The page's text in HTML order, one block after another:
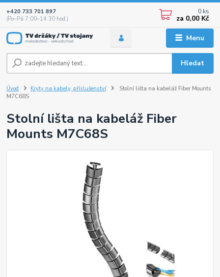
Menu
Hledat
+420 733 701 897
(Po–Pá 7:00–14:30 hod.)
0 ks
za 0,00 Kč
Úvod Kryty na kabely, příslušenství
Stolní lišta na kabeláž Fiber Mounts
M7C68S
Stolní lišta na kabeláž Fiber
Mounts M7C68S